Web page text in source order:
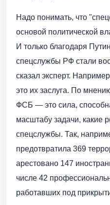
Надо понимать, что
основой политической
И только благодаря
спецслужбы РФ стали
сказал эксперт.
это их заслуга. По
ФСБ — это сила,
масштабу задачи, какие
спецслужбы. Так,
предотвратила 369
арестовано 147
числе 42
работавших под